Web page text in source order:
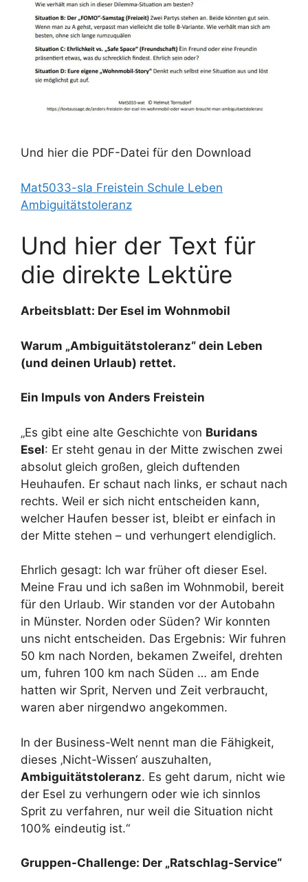
Und hier die PDF-Datei für den Download
Mat5033-sla Freistein Schule Leben
Ambiguitätstoleranz
Und hier der Text für
die direkte Lektüre
Arbeitsblatt: Der Esel im Wohnmobil
Warum „Ambiguitätstoleranz“ dein Leben
(und deinen Urlaub) rettet.
Ein Impuls von Anders Freistein
„Es gibt eine alte Geschichte von Buridans
Esel: Er steht genau in der Mitte zwischen zwei
absolut gleich großen, gleich duftenden
Heuhaufen. Er schaut nach links, er schaut nach
rechts. Weil er sich nicht entscheiden kann,
welcher Haufen besser ist, bleibt er einfach in
der Mitte stehen – und verhungert elendiglich.
Ehrlich gesagt: Ich war früher oft dieser Esel.
Meine Frau und ich saßen im Wohnmobil, bereit
für den Urlaub. Wir standen vor der Autobahn
in Münster. Norden oder Süden? Wir konnten
uns nicht entscheiden. Das Ergebnis: Wir fuhren
50 km nach Norden, bekamen Zweifel, drehten
um, fuhren 100 km nach Süden … am Ende
hatten wir Sprit, Nerven und Zeit verbraucht,
waren aber nirgendwo angekommen.
In der Business-Welt nennt man die Fähigkeit,
dieses ‚Nicht-Wissen‘ auszuhalten,
Ambiguitätstoleranz. Es geht darum, nicht wie
der Esel zu verhungern oder wie ich sinnlos
Sprit zu verfahren, nur weil die Situation nicht
100% eindeutig ist.“
Gruppen-Challenge: Der „Ratschlag-Service“